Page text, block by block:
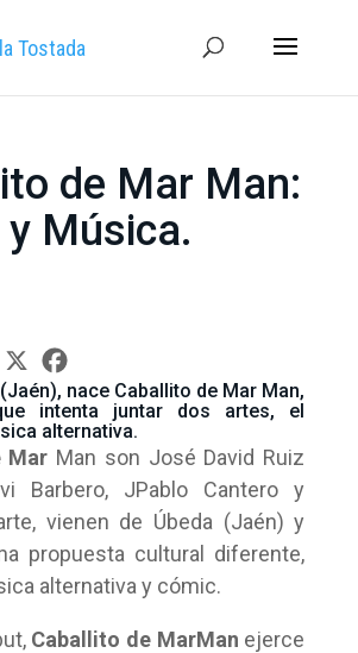
de Mar Man:
Música.
nace Caballito de Mar Man,
intenta juntar dos artes, el
alternativa.
Mar Man son José David Ruiz
Barbero, JPablo Cantero y
vienen de Úbeda (Jaén) y
propuesta cultural diferente,
alternativa y cómic.
Caballito de MarMan ejerce